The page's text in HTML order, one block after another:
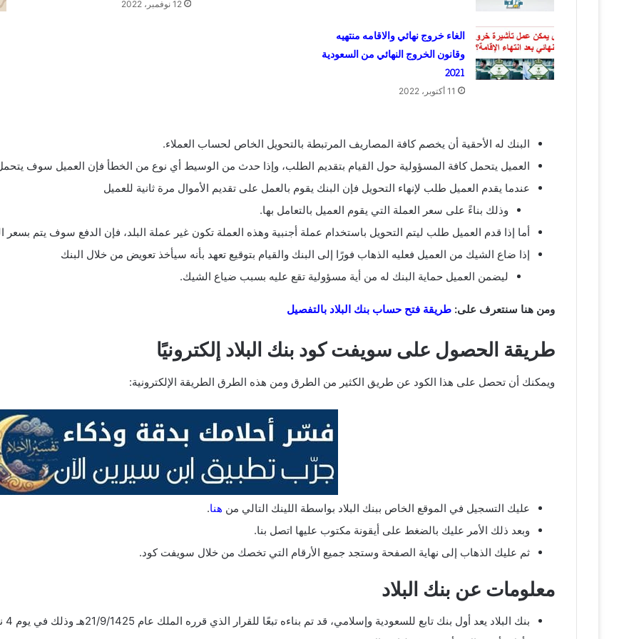
12 نوفمبر، 2022
الغاء خروج نهائي والاقامه منتهيه
وقانون الخروج النهائي من السعودية
2021
11 أكتوبر، 2022
البنك له الأحقية أن يخصم كافة المصاريف المرتبطة بالتحويل الخاص لحساب العملاء.
العميل يتحمل كافة المسؤولية حول القيام بتقديم الطلب، وإذا حدث من الوسيط أي نوع من الخطأ فإن العميل سوف
عندما يقدم العميل طلب لإنهاء التحويل فإن البنك يقوم بالعمل على تقديم الأموال مرة ثانية للعميل
وذلك بناءً على سعر العملة التي يقوم العميل بالتعامل بها.
أما إذا قدم العميل طلب ليتم التحويل باستخدام عملة أجنبية وهذه العملة تكون غير عملة البلد، فإن الدفع سوف يتم بسعر
إذا ضاع الشيك من العميل فعليه الذهاب فورًا إلى البنك والقيام بتوقيع تعهد بأنه سيأخذ تعويض من خلال البنك
ليضمن العميل حماية البنك له من أية مسؤولية تقع عليه بسبب ضياع الشيك.
ومن هنا سنتعرف على: طريقة فتح حساب بنك البلاد بالتفصيل
طريقة الحصول على سويفت كود بنك البلاد إلكترونيًا
ويمكنك أن تحصل على هذا الكود عن طريق الكثير من الطرق ومن هذه الطرق الطريقة الإلكترونية:
عليك التسجيل في الموقع الخاص ببنك البلاد بواسطة اللينك التالي من هنا.
وبعد ذلك الأمر عليك بالضغط على أيقونة مكتوب عليها اتصل بنا.
ثم عليك الذهاب إلى نهاية الصفحة وستجد جميع الأرقام التي تخصك من خلال سويفت كود.
معلومات عن بنك البلاد
بنك البلاد يعد أول بنك تابع للسعودية وإسلامي، قد تم بناءه تبعًا للقرار الذي قرره الملك عام 21/9/1425هـ وذلك في يوم 4 نوفمبر.